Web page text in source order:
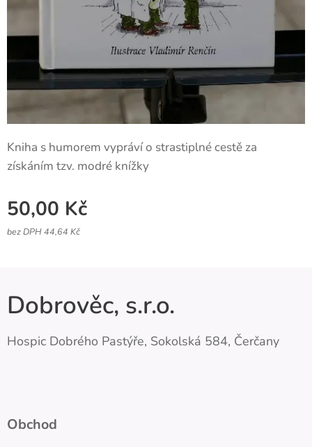
Kniha s humorem vypráví o strastiplné cestě za
získáním tzv. modré knížky
50,00 Kč
bez DPH 44,64 Kč
Dobrověc, s.r.o.
Hospic Dobrého Pastýře, Sokolská 584, Čerčany
Obchod